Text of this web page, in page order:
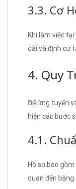
3.3. Cơ
Khi làm việc
dài và định cư
4. Quy
Để ứng tuyển
hiện các bước
4.1.
Hồ sơ bao
quan đến bằng